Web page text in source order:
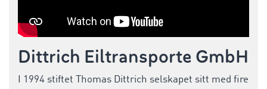
Dittrich Eiltransporte GmbH
I 1994 stiftet Thomas Dittrich selskapet sitt med fire